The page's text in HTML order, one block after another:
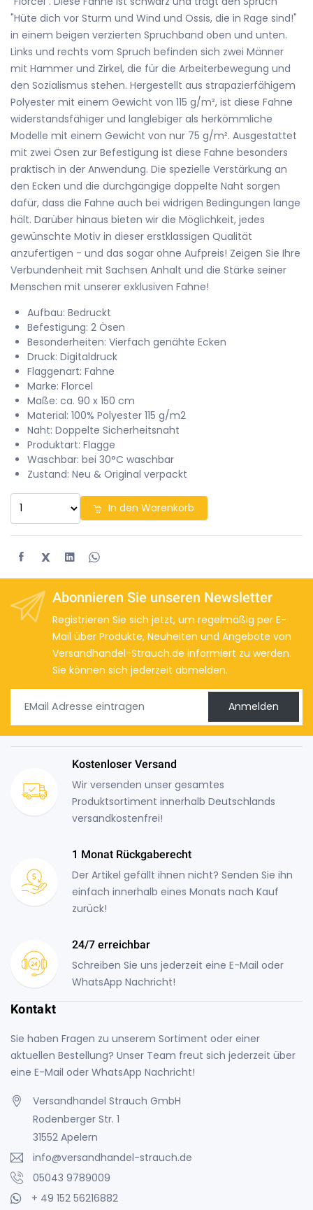
"Hüte dich vor Sturm und Wind und Ossis, die in Rage sind!"
in einem beigen verzierten Spruchband oben und unten.
Links und rechts vom Spruch befinden sich zwei Männer
mit Hammer und Zirkel, die für die Arbeiterbewegung und
den Sozialismus stehen. Hergestellt aus strapazierfähigem
Polyester mit einem Gewicht von 115 g/m², ist diese Fahne
widerstandsfähiger und langlebiger als herkömmliche
Modelle mit einem Gewicht von nur 75 g/m². Ausgestattet
mit zwei Ösen zur Befestigung ist diese Fahne besonders
praktisch in der Anwendung. Die spezielle Verstärkung an
den Ecken und die durchgängige doppelte Naht sorgen
dafür, dass die Fahne auch bei widrigen Bedingungen lange
hält. Darüber hinaus bieten wir die Möglichkeit, jedes
gewünschte Motiv in dieser erstklassigen Qualität
anzufertigen - und das sogar ohne Aufpreis! Zeigen Sie Ihre
Verbundenheit mit Sachsen Anhalt und die Stärke seiner
Menschen mit unserer exklusiven Fahne!
Aufbau: Bedruckt
Befestigung: 2 Ösen
Besonderheiten: Vierfach genähte Ecken
Druck: Digitaldruck
Flaggenart: Fahne
Marke: Florcel
Maße: ca. 90 x 150 cm
Material: 100% Polyester 115 g/m2
Naht: Doppelte Sicherheitsnaht
Produktart: Flagge
Waschbar: bei 30°C waschbar
Zustand: Neu & Original verpackt
In den Warenkorb
X
Abonnieren Sie unseren Newsletter
Registrieren Sie sich jetzt, um regelmäßig per E-
Mail über Produkte, Neuheiten und Angebote von
Versandhandel-Strauch.de informiert zu werden.
Sie können sich jederzeit abmelden.
Anmelden
Kostenloser Versand
Wir versenden unser gesamtes
Produktsortiment innerhalb Deutschlands
versandkostenfrei!
1 Monat Rückgaberecht
Der Artikel gefällt ihnen nicht? Senden Sie ihn
einfach innerhalb eines Monats nach Kauf
zurück!
24/7 erreichbar
Schreiben Sie uns jederzeit eine E-Mail oder
WhatsApp Nachricht!
Kontakt
Sie haben Fragen zu unserem Sortiment oder einer
aktuellen Bestellung? Unser Team freut sich jederzeit über
eine E-Mail oder WhatsApp Nachricht!
Versandhandel Strauch GmbH
Rodenberger Str. 1
31552 Apelern
info@versandhandel-strauch.de
05043 9789009
+ 49 152 56216882